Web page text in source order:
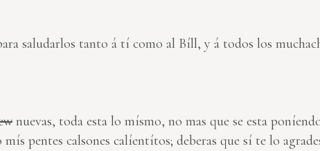
saludarlos tanto á tí como al Bíll, y á todos los
nuevas, toda esta lo mísmo, no mas que se esta
mís pentes calsones calíentítos; deberas que sí te lo